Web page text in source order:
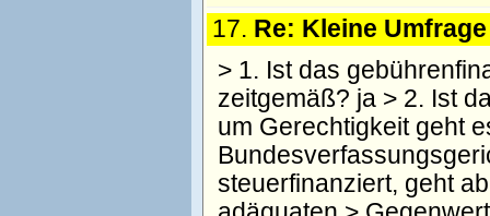
17. Re: Kleine
> 1. Ist das
zeitgemäß? ja > 2. Ist
um Gerechtigkeit geht
steuerfinanziert, geht